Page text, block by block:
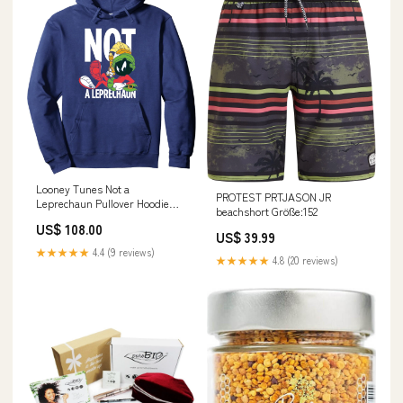
Looney Tunes Not a
Leprechaun Pullover Hoodie
US$ 108.00
★★★★★ 4.4 (9 reviews)
PROTEST PRTJASON JR
beachshort Größe:152
US$ 39.99
★★★★★ 4.8 (20 reviews)